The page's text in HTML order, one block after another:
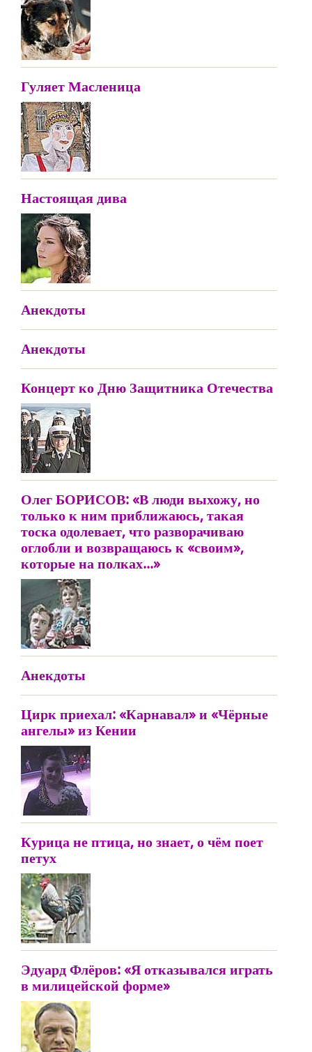
Гуляет Масленица
Настоящая дива
Анекдоты
Анекдоты
Концерт ко Дню Защитника Отечества
Олег БОРИСОВ: «В люди выхожу, но
только к ним приближаюсь, такая
тоска одолевает, что разворачиваю
оглобли и возвращаюсь к «своим»,
которые на полках...»
Анекдоты
Цирк приехал: «Карнавал» и «Чёрные
ангелы» из Кении
Курица не птица, но знает, о чём поет
петух
Эдуард Флёров: «Я отказывался играть
в милицейской форме»